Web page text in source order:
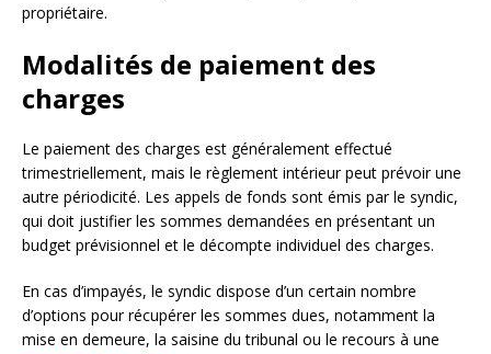
propriétaire.
Modalités de paiement des
charges
Le paiement des charges est généralement effectué
trimestriellement, mais le règlement intérieur peut prévoir une
autre périodicité. Les appels de fonds sont émis par le syndic,
qui doit justifier les sommes demandées en présentant un
budget prévisionnel et le décompte individuel des charges.
En cas d’impayés, le syndic dispose d’un certain nombre
d’options pour récupérer les sommes dues, notamment la
mise en demeure, la saisine du tribunal ou le recours à une